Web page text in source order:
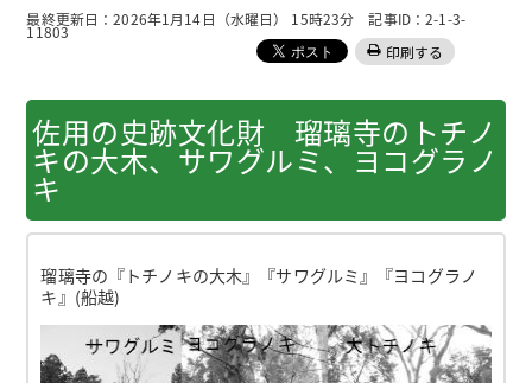
最終更新日：2026年1月14日（水曜日） 15時23分 記事ID：2-1-3-
11803
印刷する
佐用の史跡文化財 瑠璃寺のトチノ
キの大木、サワグルミ、ヨコグラノ
キ
瑠璃寺の『トチノキの大木』『サワグルミ』『ヨコグラノ
キ』(船越)